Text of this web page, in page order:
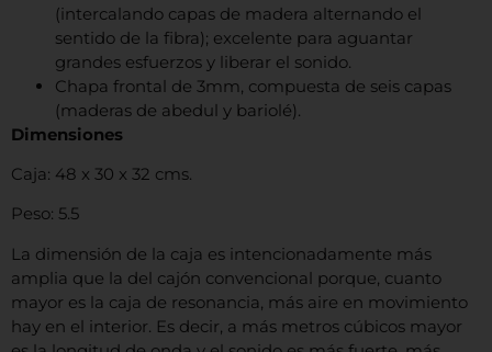
(intercalando capas de madera alternando el
sentido de la fibra); excelente para aguantar
grandes esfuerzos y liberar el sonido.
Chapa frontal de 3mm, compuesta de seis capas
(maderas de abedul y bariolé).
Dimensiones
Caja: 48 x 30 x 32 cms.
Peso: 5.5
La dimensión de la caja es intencionadamente más
amplia que la del cajón convencional porque, cuanto
mayor es la caja de resonancia, más aire en movimiento
hay en el interior. Es decir, a más metros cúbicos mayor